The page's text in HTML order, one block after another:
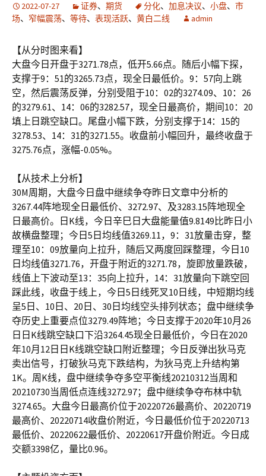
2022-07-27 证券、 期货 分化、 加息决议、 小盘、 市
场、 窄幅震荡、 等待、 表现活跃、 黄白二线 admin
【从分时图来看】
大盘今日开盘于3271.78点，低开5.66点。随后小幅下探，
支撑于9：51的3265.73点，现全日最低价。9：57向上跳
空，然后震荡反弹，分别受阻于10：02的3274.09、10：26
的3279.61、14：06的3282.57，现全日最高价，期间10：20
填上日跳空缺口。尾盘小幅下跌，分别支撑于14：15的
3278.53、14：31的3271.55。收盘前小幅回升，最终收盘于
3275.76点，涨幅-0.05%。
【从技术上分析】
30M周期，大盘今日盘中继续争夺昨日文章中分析的
3267.44阵地现全日最低价、3272.97、及3283.15阵地现全
日最高价。日K线，今日辛巳日大盘能量值9.8149比昨日小
故横盘整理；今日5日均线值3269.11，9：31放量击穿，整
理至10：09放量向上拉升，随后又两度回踩整理，今日10
日均线值3271.76，开盘于附近的3271.78，旋即放量跌破，
线值上下波动至13：35向上拉升，14：31放量向下跳空回
踩此线，收盘于线上，今日5日线死叉10日线，中短期均线
呈5日、10日、20日、30日均线空头排列状态；盘中继续争
夺历史上重要点位3279.49阵地；今日支撑于2020年10月26
日日K线跳空缺口下沿3264.45现全日最低价，今日在2020
年10月12日日K线跳空缺口附近整理；今日反弹出狄马克
卖出信号，打破狄马克下跌结构，为狄马克上升结构第
1K。周K线，盘中继续争夺多空平衡线20210312当周和
20210730当周低点连线3272.97；盘中继续争夺布林中轨
3274.65。大盘今日最高价位于20220726最高价、20220719
最高价、20220714收盘价附近，今日最低价位于20220713
最低价、20220622最低价、20220617开盘价附近。今日成
交额3398亿，量比0.96。